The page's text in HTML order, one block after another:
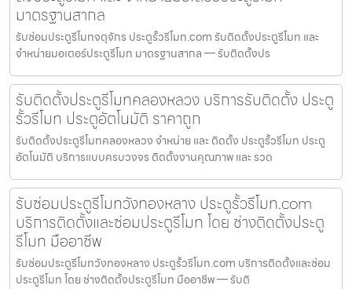
มาตรฐานสากล
รับซ่อมประตูรีโมทจตุจักร ประตูรั้วรีโมท.com รับติดตั้งประตูรีโมท และ
จำหน่ายมอเตอร์ประตูรีโมท มาตรฐานสากล — รับติดตั้งปร
รับติดตั้งประตูรีโมทคลองหลวง บริการรับติดตั้ง ประตู
รั้วรีโมท ประตูอัตโนมัติ ราคาถูก
รับติดตั้งประตูรีโมทคลองหลวง จำหน่าย และ ติดตั้ง ประตูรั้วรีโมท ประตู
อัตโนมัติ บริการแบบครบวงจร ติดตั้งงานคุณภาพ และ รวด
รับซ่อมประตูรีโมทวังทองหลาง ประตูรั้วรีโมท.com
บริการติดตั้งและซ่อมประตูรีโมท โดย ช่างติดตั้งประตู
รีโมท มืออาชีพ
รับซ่อมประตูรีโมทวังทองหลาง ประตูรั้วรีโมท.com บริการติดตั้งและซ่อม
ประตูรีโมท โดย ช่างติดตั้งประตูรีโมท มืออาชีพ — รับติ